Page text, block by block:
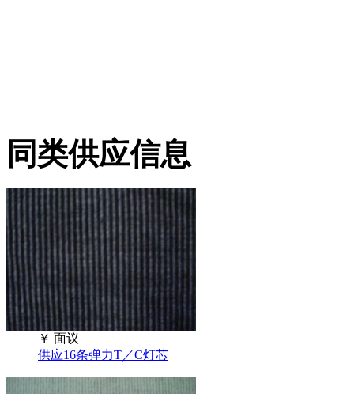
同类供应信息
￥ 面议
供应16条弹力T／C灯芯